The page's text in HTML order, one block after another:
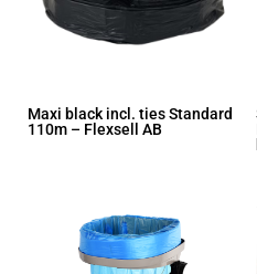
Maxi black incl. ties Standard
110m – Flexsell AB